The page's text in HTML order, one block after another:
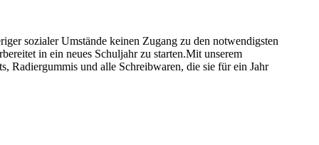
sozialer Umstände keinen Zugang zu den notwendigsten
in ein neues Schuljahr zu starten.Mit unserem
Radiergummis und alle Schreibwaren, die sie für ein Jahr